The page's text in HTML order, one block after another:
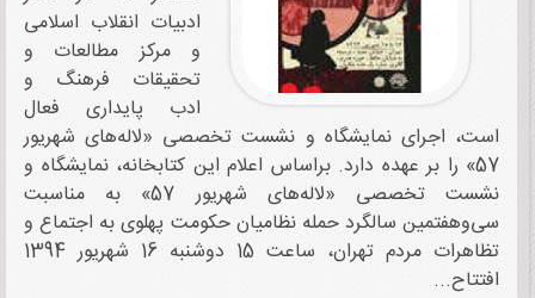
ادبیات انقلاب اسلامی
و مرکز مطالعات و
تحقیقات فرهنگ و
ادب پایداری فعال
است، اجرای نمایشگاه و نشست تخصصی «لاله‌های شهریور
57» را بر عهده دارد. براساس اعلام این کتابخانه، نمایشگاه و
نشست تخصصی «لاله‌های شهریور 57» به مناسبت
سی‌وهفتمین سالگرد حمله نظامیان حکومت پهلوی به اجتماع و
تظاهرات مردم تهران، ساعت 15 دوشنبه 16 شهریور 1394
افتتاح...